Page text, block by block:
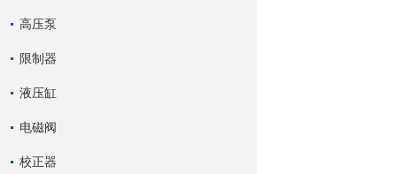
高压泵
限制器
液压缸
电磁阀
校正器